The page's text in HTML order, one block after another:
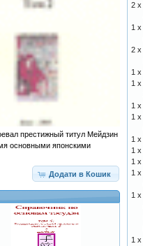
престижный титул Мейдзин
основными японскими
Додати в Кошик
2 x
1 x
2 x
1 x
1 x
1 x
1 x
1 x
1 x
1 x
1 x
1 x
1 x